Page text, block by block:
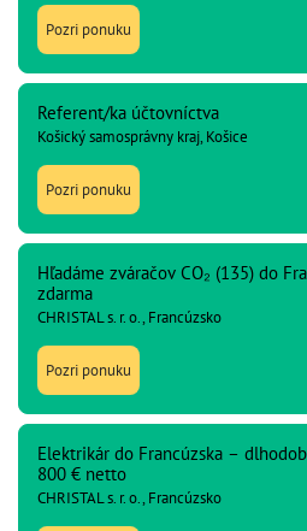
Pozri ponuku
Referent/ka účtovníctva
Košický samosprávny kraj, Košice
Pozri ponuku
Hľadáme zváračov CO₂ (135) do
zdarma
CHRISTAL s. r. o., Francúzsko
Pozri ponuku
Elektrikár do Francúzska –
800 € netto
CHRISTAL s. r. o., Francúzsko